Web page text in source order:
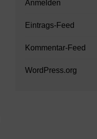
Anmelden
Eintrags-Feed
Kommentar-Feed
WordPress.org